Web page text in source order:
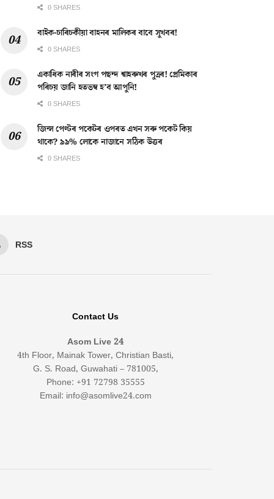
0 SHARES
বাইক-চাৰিচকীয়া বাহনৰ মালিকৰ বাবে সুখবৰ!
0 SHARES
একাধিক নাৰীৰ সংগ পছন্দ শ্বাহৰুখৰ পুত্ৰৰ! প্ৰেমিকাৰ
পৰিচয় জানি হতভম্ব হ’ব আপুনি!
0 SHARES
জিন্স পেণ্টৰ পকেটৰ ওপৰত এখন সৰু পকেট কিয়
থাকে? ৯৯% লোকে নাজানে সঠিক উত্তৰ
0 SHARES
RSS
Contact Us
Asom Live 24
4th Floor, Mainak Tower, Christian Basti,
G. S. Road, Guwahati – 781005,
Phone: +91 72798 35555
Email: info@asomlive24.com